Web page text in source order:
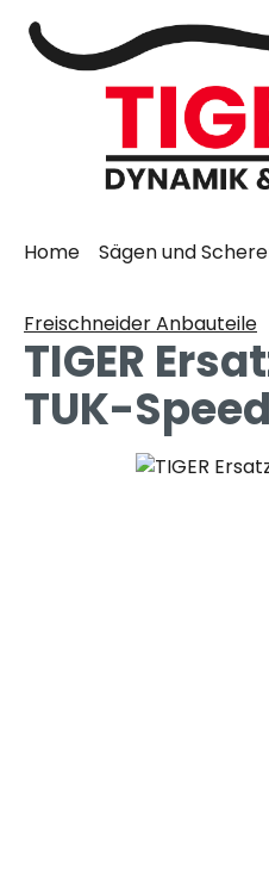
Hauptinhalt springen
Zur Suche springen
Zur Hauptnavigation
Home Sägen und
Freischneider Anbauteile
TIGER
TUK-
Bildergalerie überspringen